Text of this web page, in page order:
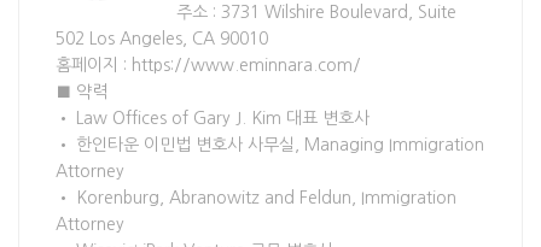
주소 : 3731 Wilshire Boulevard, Suite
502 Los Angeles, CA 90010
홈페이지 : https://www.eminnara.com/
■ 약력
• Law Offices of Gary J. Kim 대표 변호사
• 한인타운 이민법 변호사 사무실, Managing Immigration
Attorney
• Korenburg, Abranowitz and Feldun, Immigration
Attorney